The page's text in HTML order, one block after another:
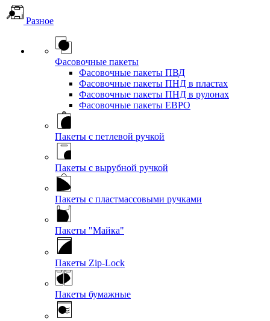
Разное
Фасовочные пакеты
Фасовочные пакеты ПВД
Фасовочные пакеты ПНД в пластах
Фасовочные пакеты ПНД в рулонах
Фасовочные пакеты ЕВРО
Пакеты с петлевой ручкой
Пакеты с вырубной ручкой
Пакеты с пластмассовыми ручками
Пакеты "Майка"
Пакеты Zip-Lock
Пакеты бумажные